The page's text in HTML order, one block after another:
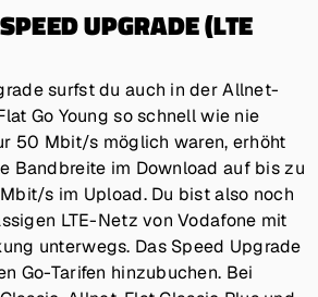
UPGRADE (LTE
surfst du auch in der Allnet-
Go Young so schnell wie nie
50 Mbit/s möglich waren, erhöht
Bandbreite im Download auf bis zu
s im Upload. Du bist also noch
LTE-Netz von Vodafone mit
unterwegs. Das Speed Upgrade
Go-Tarifen hinzubuchen. Bei